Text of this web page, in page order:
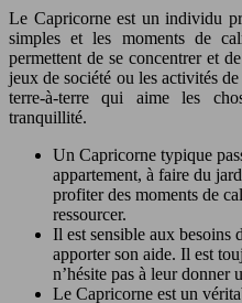
Le Capricorne est un individu
simples et les moments de
permettent de se concentrer et
jeux de société ou les activités
terre-à-terre qui aime les
tranquillité.
Un Capricorne typique
appartement, à faire du
profiter des moments de
ressourcer.
Il est sensible aux besoins
apporter son aide. Il est
n’hésite pas à leur donner
Le Capricorne est un